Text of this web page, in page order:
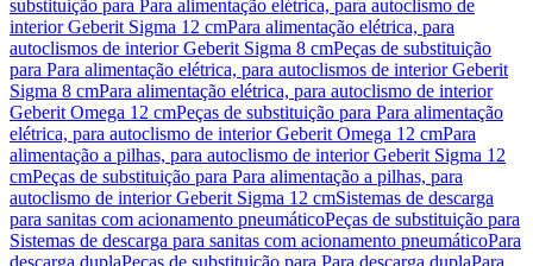
substituição para Para alimentação elétrica, para autoclismo de
interior Geberit Sigma 12 cmPara alimentação elétrica, para
autoclismos de interior Geberit Sigma 8 cmPeças de substituição
para Para alimentação elétrica, para autoclismos de interior Geberit
Sigma 8 cmPara alimentação elétrica, para autoclismo de interior
Geberit Omega 12 cmPeças de substituição para Para alimentação
elétrica, para autoclismo de interior Geberit Omega 12 cmPara
alimentação a pilhas, para autoclismo de interior Geberit Sigma 12
cmPeças de substituição para Para alimentação a pilhas, para
autoclismo de interior Geberit Sigma 12 cmSistemas de descarga
para sanitas com acionamento pneumáticoPeças de substituição para
Sistemas de descarga para sanitas com acionamento pneumáticoPara
descarga duplaPeças de substituição para Para descarga duplaPara